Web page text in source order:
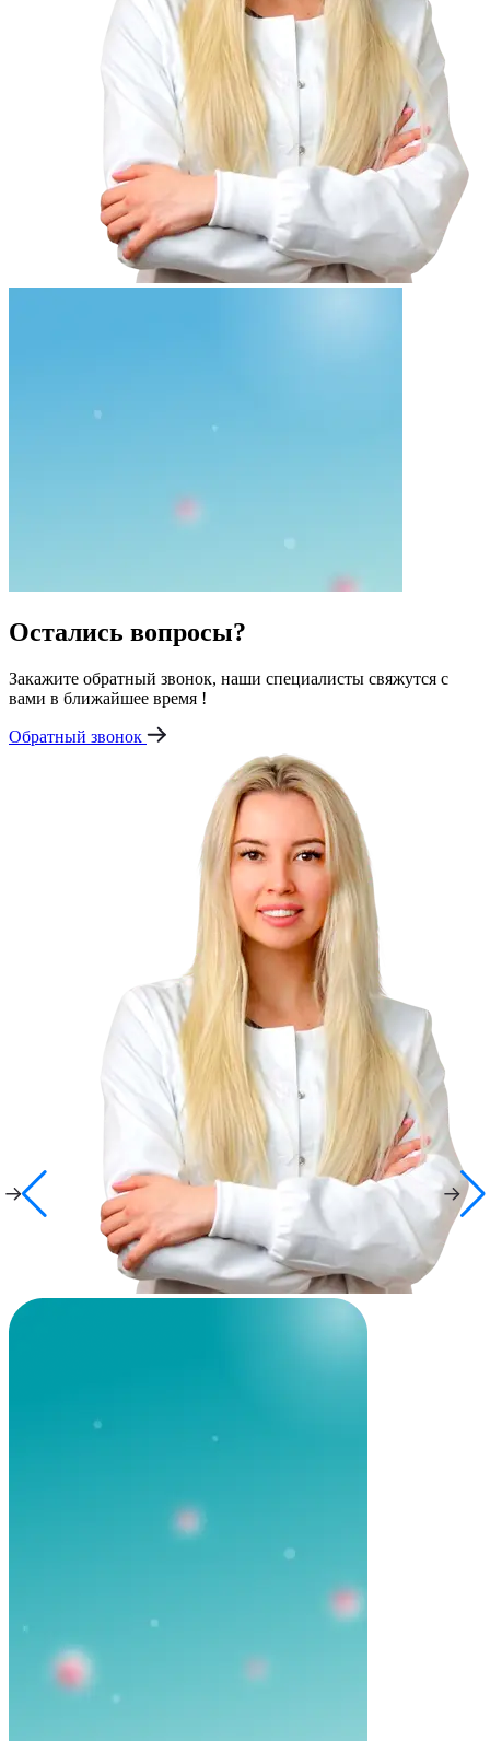
Остались вопросы?
Закажите обратный звонок, наши специалисты свяжутся с
вами в ближайшее время !
Обратный звонок